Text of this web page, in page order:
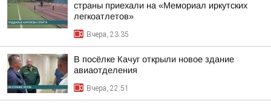
страны приехали на «Мемориал иркутских
легкоатлетов»
Вчера, 23:35
В посёлке Качуг открыли новое здание
авиаотделения
Вчера, 22:51